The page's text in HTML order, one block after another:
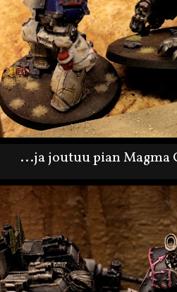
...ja joutuu pian